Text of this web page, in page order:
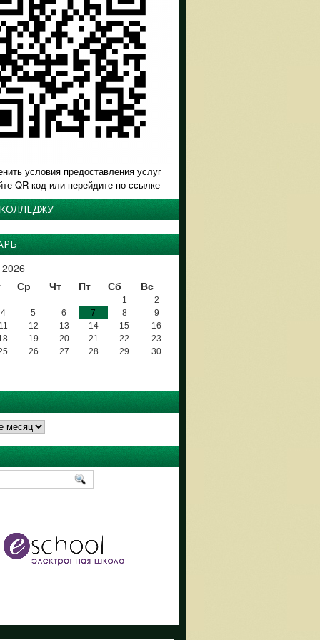
условия предоставления услуг
QR-код или перейдите по ссылке
Ср Чт Пт Сб Вс
1
2
4
5 6 7 8
9
12 13 14 15
16
19 20 21 22
23
26 27 28 29 30